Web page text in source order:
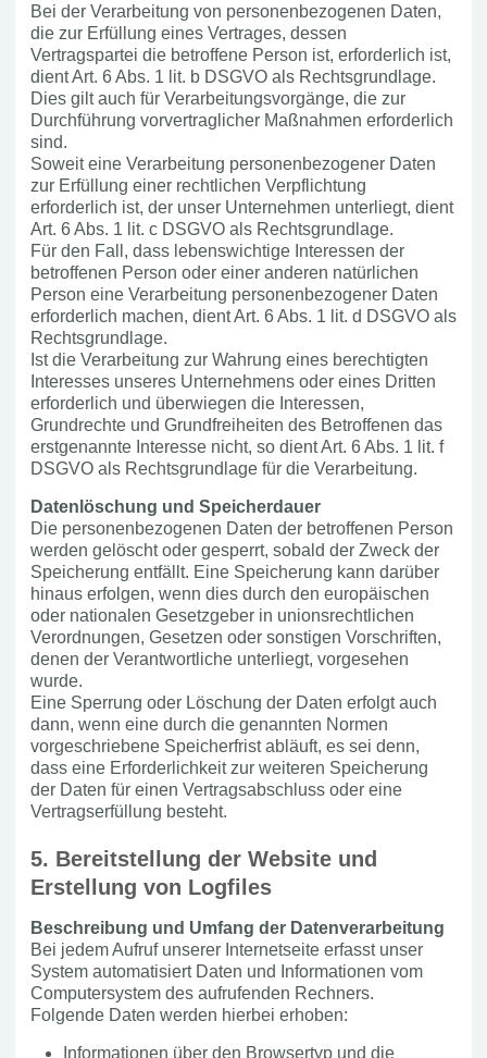
Bei der Verarbeitung von personenbezogenen Daten,
die zur Erfüllung eines Vertrages, dessen
Vertragspartei die betroffene Person ist, erforderlich ist,
dient Art. 6 Abs. 1 lit. b DSGVO als Rechtsgrundlage.
Dies gilt auch für Verarbeitungsvorgänge, die zur
Durchführung vorvertraglicher Maßnahmen erforderlich
sind.
Soweit eine Verarbeitung personenbezogener Daten
zur Erfüllung einer rechtlichen Verpflichtung
erforderlich ist, der unser Unternehmen unterliegt, dient
Art. 6 Abs. 1 lit. c DSGVO als Rechtsgrundlage.
Für den Fall, dass lebenswichtige Interessen der
betroffenen Person oder einer anderen natürlichen
Person eine Verarbeitung personenbezogener Daten
erforderlich machen, dient Art. 6 Abs. 1 lit. d DSGVO als
Rechtsgrundlage.
Ist die Verarbeitung zur Wahrung eines berechtigten
Interesses unseres Unternehmens oder eines Dritten
erforderlich und überwiegen die Interessen,
Grundrechte und Grundfreiheiten des Betroffenen das
erstgenannte Interesse nicht, so dient Art. 6 Abs. 1 lit. f
DSGVO als Rechtsgrundlage für die Verarbeitung.
Datenlöschung und Speicherdauer
Die personenbezogenen Daten der betroffenen Person
werden gelöscht oder gesperrt, sobald der Zweck der
Speicherung entfällt. Eine Speicherung kann darüber
hinaus erfolgen, wenn dies durch den europäischen
oder nationalen Gesetzgeber in unionsrechtlichen
Verordnungen, Gesetzen oder sonstigen Vorschriften,
denen der Verantwortliche unterliegt, vorgesehen
wurde.
Eine Sperrung oder Löschung der Daten erfolgt auch
dann, wenn eine durch die genannten Normen
vorgeschriebene Speicherfrist abläuft, es sei denn,
dass eine Erforderlichkeit zur weiteren Speicherung
der Daten für einen Vertragsabschluss oder eine
Vertragserfüllung besteht.
5. Bereitstellung der Website und
Erstellung von Logfiles
Beschreibung und Umfang der Datenverarbeitung
Bei jedem Aufruf unserer Internetseite erfasst unser
System automatisiert Daten und Informationen vom
Computersystem des aufrufenden Rechners.
Folgende Daten werden hierbei erhoben:
Informationen über den Browsertyp und die